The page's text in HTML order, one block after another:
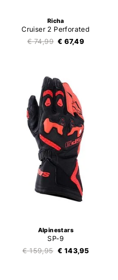
Richa
Cruiser 2 Perforated
€ 74,99 € 67,49
Alpinestars
SP-9
€ 159,95 € 143,95